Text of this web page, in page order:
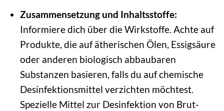
Zusammensetzung und Inhaltsstoffe:
Informiere dich über die Wirkstoffe. Achte auf
Produkte, die auf ätherischen Ölen, Essigsäure
oder anderen biologisch abbaubaren
Substanzen basieren, falls du auf chemische
Desinfektionsmittel verzichten möchtest.
Spezielle Mittel zur Desinfektion von Brut-